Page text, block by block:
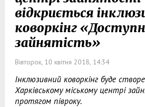
відкриється
коворкінг
зайнятість»
Вівторок, 10 квітня 2018, 14:34
Інклюзивний коворкінг буде
Харківському міському центрі
протягом півроку.